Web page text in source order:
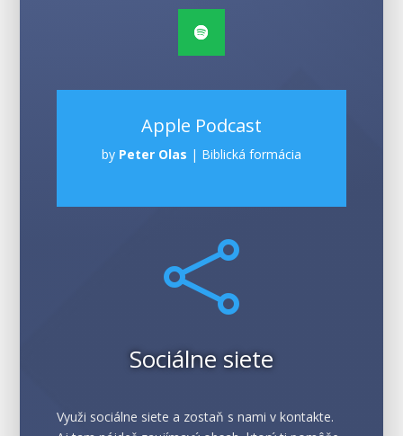
Apple Podcast
by Peter Olas | Biblická formácia

Sociálne siete
Využi sociálne siete a zostaň s nami v kontakte.